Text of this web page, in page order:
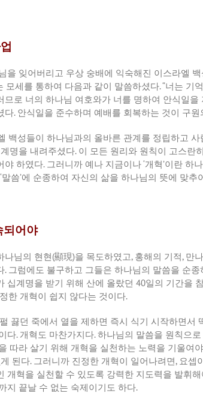
을 잊어버리고 우상 숭배에 익숙해진 이스라엘
모세를 통하여 다음과 같이 말씀하셨다. “너는 기
므로 너의 하나님 여호와가 너를 명하여 안식일을
다. 안식일을 준수하며 예배를 회복하는 것이 구
백성들이 하나님과의 올바른 관계를 정립하고
명을 내려주셨다. 이 모든 원리와 원칙이 고스란
야 하였다. 그러니까 예나 지금이나‘개혁’이란 하
‘말씀’에 순종하여 자신의 삶을 하나님의 뜻에 맞추
되어야
나님의 현현(顯現)을 목도하였고, 홍해의 기적, 만
. 그럼에도 불구하고 그들은 하나님의 말씀을 순
십계명을 받기 위해 산에 올랐던 40일의 기간을
한 개혁이 쉽지 않다는 것이다.
끓던 죽에서 열을 제하면 즉시 식기 시작하면서
다. 개혁도 마찬가지다.하나님의 말씀을 원칙으
따라 살기 위해 개혁을 실천하는 노력을 기울여
된다. 그러니까 진정한 개혁이 일어나려면, 요셉
개혁을 실천할 수 있도록 강력한 지도력을 발휘
지 끝날 수 없는 숙제이기도 하다.